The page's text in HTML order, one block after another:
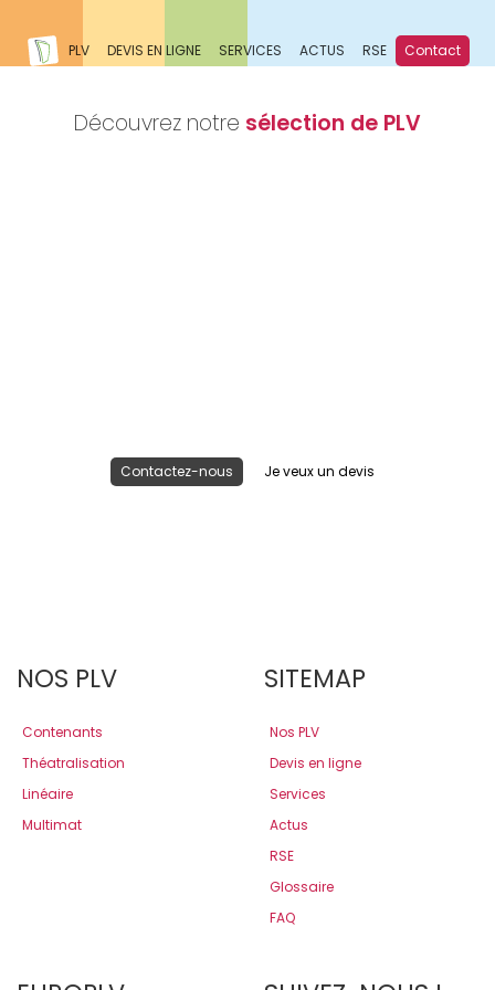
PLV DEVIS EN LIGNE SERVICES ACTUS RSE Contact
Découvrez notre sélection de PLV
Contactez-nous Je veux un devis
NOS PLV
Contenants
Théatralisation
Linéaire
Multimat
SITEMAP
Nos PLV
Devis en ligne
Services
Actus
RSE
Glossaire
FAQ